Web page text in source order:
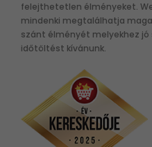
felejthetetlen élményeket.
mindenki megtalálhatja
szánt élményét melyekhez
időtöltést kívánunk.